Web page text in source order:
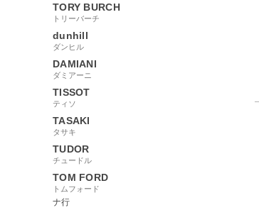
TORY BURCH
トリーバーチ
dunhill
ダンヒル
DAMIANI
ダミアーニ
TISSOT
ティソ
TASAKI
タサキ
TUDOR
チュードル
TOM FORD
トムフォード
ナ行